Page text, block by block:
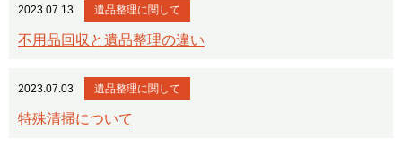
2023.07.13 遺品整理に関して
不用品回収と遺品整理の違い
2023.07.03 遺品整理に関して
特殊清掃について